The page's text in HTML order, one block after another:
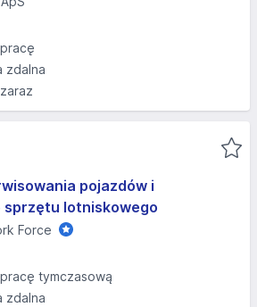
zdalna
pojazdów i
lotniskowego
Force
tymczasową
zdalna